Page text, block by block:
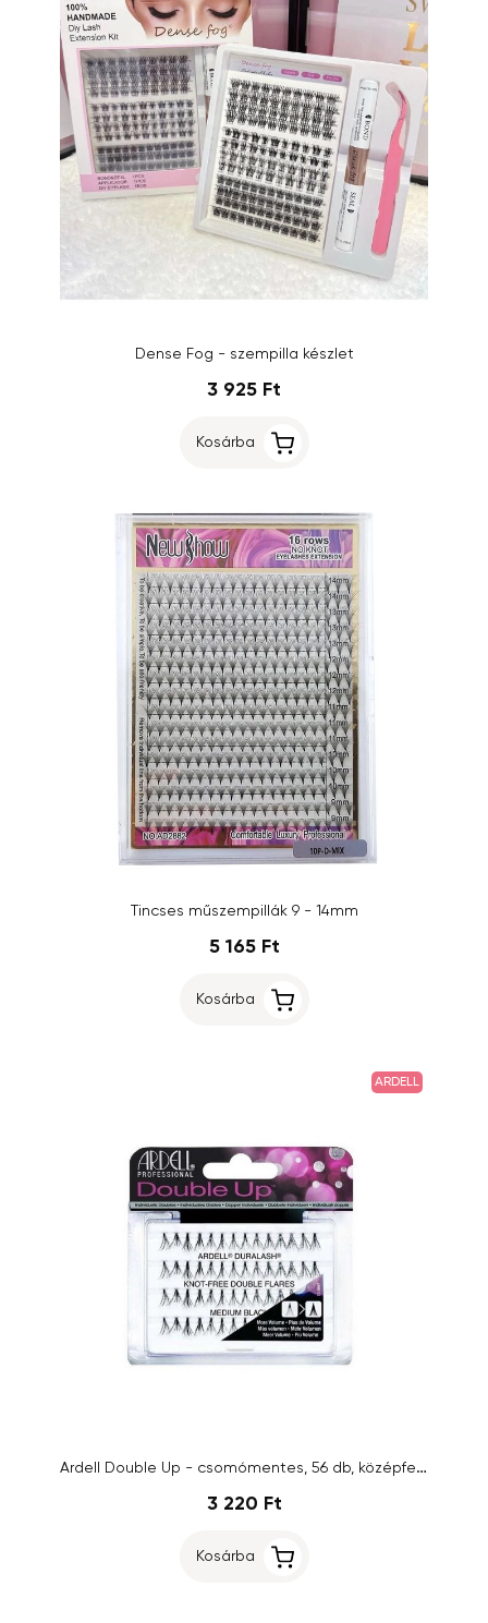
Dense Fog - szempilla készlet
3 925 Ft
Kosárba
Tincses műszempillák 9 - 14mm
5 165 Ft
Kosárba
ARDELL
Ardell Double Up - csomómentes, 56 db, középfekete
3 220 Ft
Kosárba